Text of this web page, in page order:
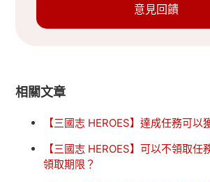
意見回饋
相關文章
【三國志 HEROES】達成任務可以
【三國志 HEROES】可以不領取任
領取期限？